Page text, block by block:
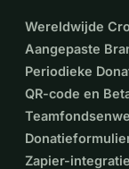
Wereldwijde
Aangepaste
Periodieke
QR-code en
Zapier-integratie